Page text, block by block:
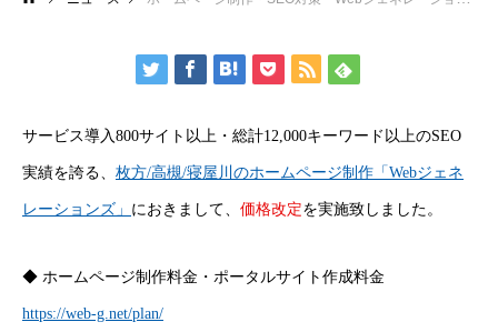
サービス導入800サイト以上・総計12,000キーワード以上のSEO
実績を誇る、 枚方/高槻/寝屋川のホームページ制作「Webジェネ
レーションズ」 におきまして、 価格改定を実施致しました。
◆ ホームページ制作料金・ポータルサイト作成料金
https://web-g.net/plan/